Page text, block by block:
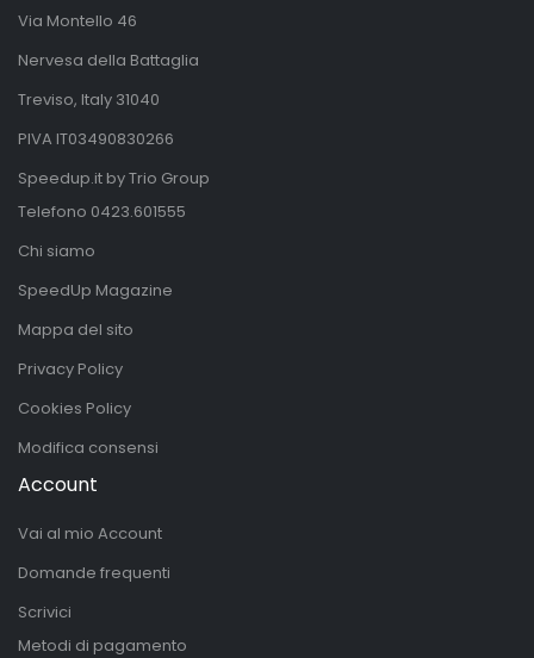
Via Montello 46
Nervesa della Battaglia
Treviso, Italy 31040
PIVA IT03490830266
Speedup.it by Trio Group
Telefono 0423.601555
Chi siamo
SpeedUp Magazine
Mappa del sito
Privacy Policy
Cookies Policy
Modifica consensi
Account
Vai al mio Account
Domande frequenti
Scrivici
Metodi di pagamento